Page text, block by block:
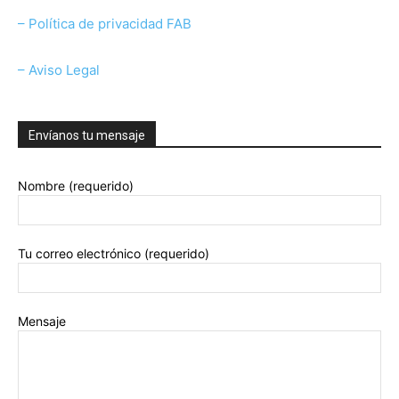
– Política de privacidad FAB
– Aviso Legal
Envíanos tu mensaje
Nombre (requerido)
Tu correo electrónico (requerido)
Mensaje